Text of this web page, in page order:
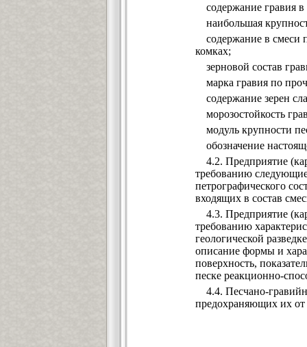
содержание гравия в
наибольшая
содержание в смеси
комках;
зерновой состав
марка гравия по
содержание зерен
морозостойкость
модуль крупности
обозначение
4.2. Предприятие
требованию
петрографического
входящих в состав
4.3. Предприятие
требованию
геологической
описание формы и
поверхность,
песке реакционно-
4.4. Песчано-
предохраняющих их от